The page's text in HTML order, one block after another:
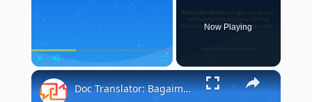
Play Unmute Fullscreen
Now Playing
×
Doc Translator: Bagaimana cara menggunakan penerjemah dokumen?